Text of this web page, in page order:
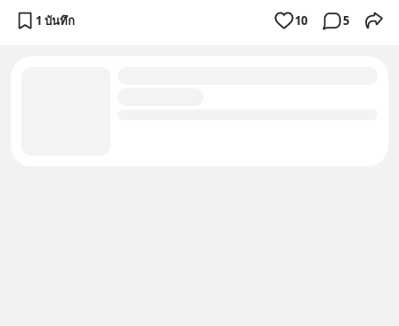
1 บันทึก 10 5